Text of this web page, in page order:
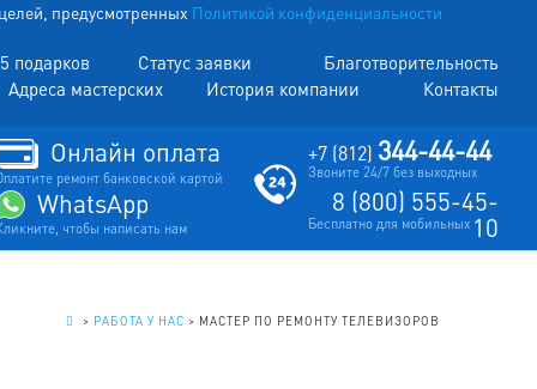
предусмотренных Политикой конфиденциальности
подарков Статус заявки
Благотворительность
Адреса мастерских История компании Контакты
Онлайн оплата
ремонт банковской картой
WhatsApp
чтобы написать нам
+7 (812) 344-44-44
Звоните 24/7 без выходных
8 (800) 555-45-
10
Бесплатно для мобильных
> РАБОТА У НАС > МАСТЕР ПО РЕМОНТУ ТЕЛЕВИЗОРОВ